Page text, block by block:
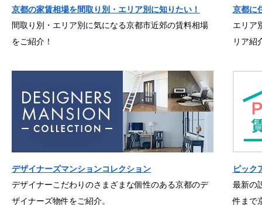
京都の家賃相場を間取り別・エリア別に知りたい！
間取り別・エリア別に気になる京都市近郊の賃料相場
をご紹介！
京都に
エリア
リア紹
デザイナーズマンションコレクション
デザイナーこだわりのさまざまな個性のある京都のデ
ザイナーズ物件をご紹介。
ピック
最新の
件まで